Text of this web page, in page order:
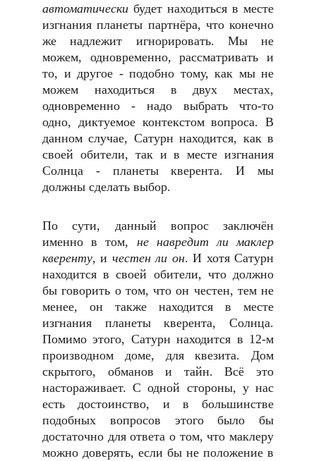
автоматически будет находиться в месте
изгнания планеты партнёра, что конечно
же надлежит игнорировать. Мы не
можем, одновременно, рассматривать и
то, и другое - подобно тому, как мы не
можем находиться в двух местах,
одновременно - надо выбрать что-то
одно, диктуемое контекстом вопроса. В
данном случае, Сатурн находится, как в
своей обители, так и в месте изгнания
Солнца - планеты кверента. И мы
должны сделать выбор.
По сути, данный вопрос заключён
именно в том, не навредит ли маклер
кверенту, и честен ли он. И хотя Сатурн
находится в своей обители, что должно
бы говорить о том, что он честен, тем не
менее, он также находится в месте
изгнания планеты кверента, Солнца.
Помимо этого, Сатурн находится в 12-м
производном доме, для квезита. Дом
скрытого, обманов и тайн. Всё это
настораживает. С одной стороны, у нас
есть достоинство, и в большинстве
подобных вопросов этого было бы
достаточно для ответа о том, что маклеру
можно доверять, если бы не положение в